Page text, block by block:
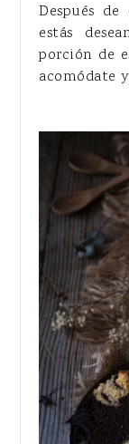
Después
estás
porción de
acomódate